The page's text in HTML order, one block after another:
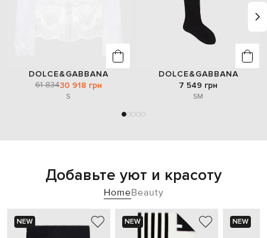
DOLCE&GABBANA
61 83430 918 грн
S
DOLCE&GABBANA
7 549 грн
SM
Добавьте уют и красоту
HomeBeauty
NEW NEW NEW